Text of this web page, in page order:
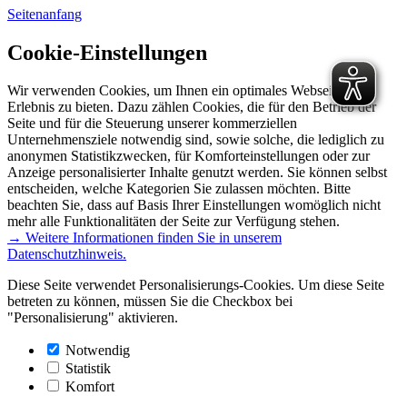
Seitenanfang
Cookie-Einstellungen
Wir verwenden Cookies, um Ihnen ein optimales Webseiten-
Erlebnis zu bieten. Dazu zählen Cookies, die für den Betrieb der
Seite und für die Steuerung unserer kommerziellen
Unternehmensziele notwendig sind, sowie solche, die lediglich zu
anonymen Statistikzwecken, für Komforteinstellungen oder zur
Anzeige personalisierter Inhalte genutzt werden. Sie können selbst
entscheiden, welche Kategorien Sie zulassen möchten. Bitte
beachten Sie, dass auf Basis Ihrer Einstellungen womöglich nicht
mehr alle Funktionalitäten der Seite zur Verfügung stehen.
→ Weitere Informationen finden Sie in unserem
Datenschutzhinweis.
Diese Seite verwendet Personalisierungs-Cookies. Um diese Seite
betreten zu können, müssen Sie die Checkbox bei
"Personalisierung" aktivieren.
Notwendig
Statistik
Komfort